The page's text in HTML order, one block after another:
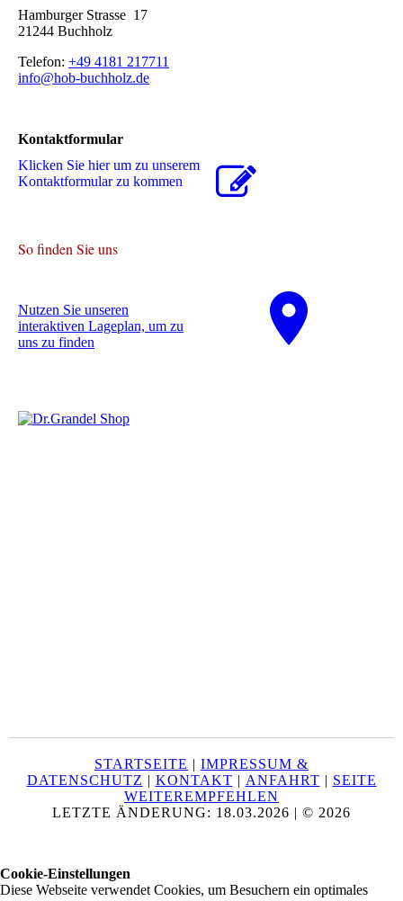
Hamburger Strasse 17
21244 Buchholz
Telefon: +49 4181 217711
info@hob-buchholz.de
Kontaktformular
Klicken Sie hier um zu unserem
Kon­takt­for­mu­lar zu kommen
So finden Sie uns
Nutzen Sie unseren
interaktiven La­ge­plan, um zu
uns zu finden
STARTSEITE | IMPRESSUM &
DATENSCHUTZ | KONTAKT | ANFAHRT | SEITE
WEITEREMPFEHLEN
LETZTE ÄNDERUNG: 18.03.2026 | © 2026
Cookie-Einstellungen
Diese Webseite verwendet Cookies, um Besuchern ein optimales